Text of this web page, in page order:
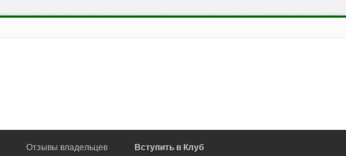
Отзывы владельцев Вступить в Клуб